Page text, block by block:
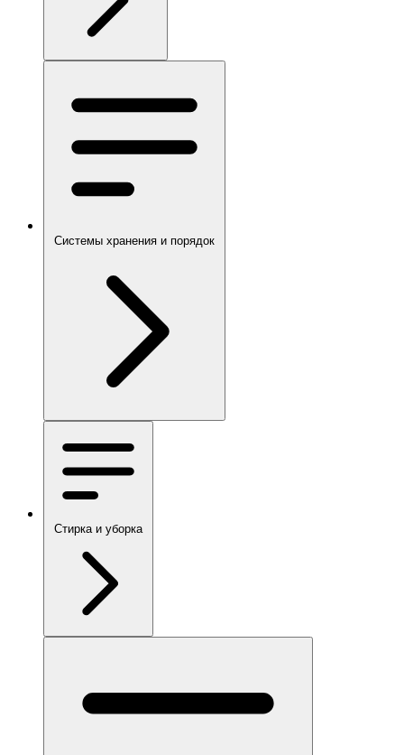
Системы хранения и порядок
Стирка и уборка